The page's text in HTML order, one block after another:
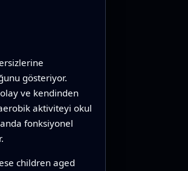
gösteriyor.
ve kendinden
aktiviteyi okul
fonksiyonel
children aged